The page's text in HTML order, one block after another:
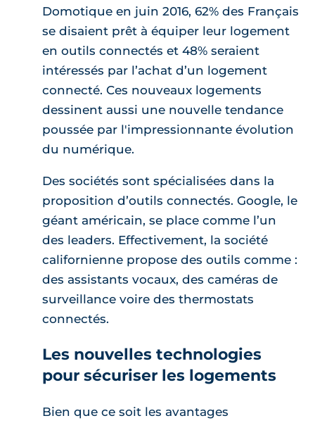
Domotique en juin 2016, 62% des Français
se disaient prêt à équiper leur logement
en outils connectés et 48% seraient
intéressés par l’achat d’un logement
connecté. Ces nouveaux logements
dessinent aussi une nouvelle tendance
poussée par l'impressionnante évolution
du numérique.
Des sociétés sont spécialisées dans la
proposition d’outils connectés. Google, le
géant américain, se place comme l’un
des leaders. Effectivement, la société
californienne propose des outils comme :
des assistants vocaux, des caméras de
surveillance voire des thermostats
connectés.
Les nouvelles technologies
pour sécuriser les logements
Bien que ce soit les avantages